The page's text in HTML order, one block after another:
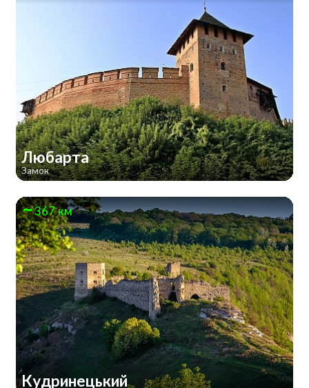
Любарта
Замок
367 км
Кудринецький